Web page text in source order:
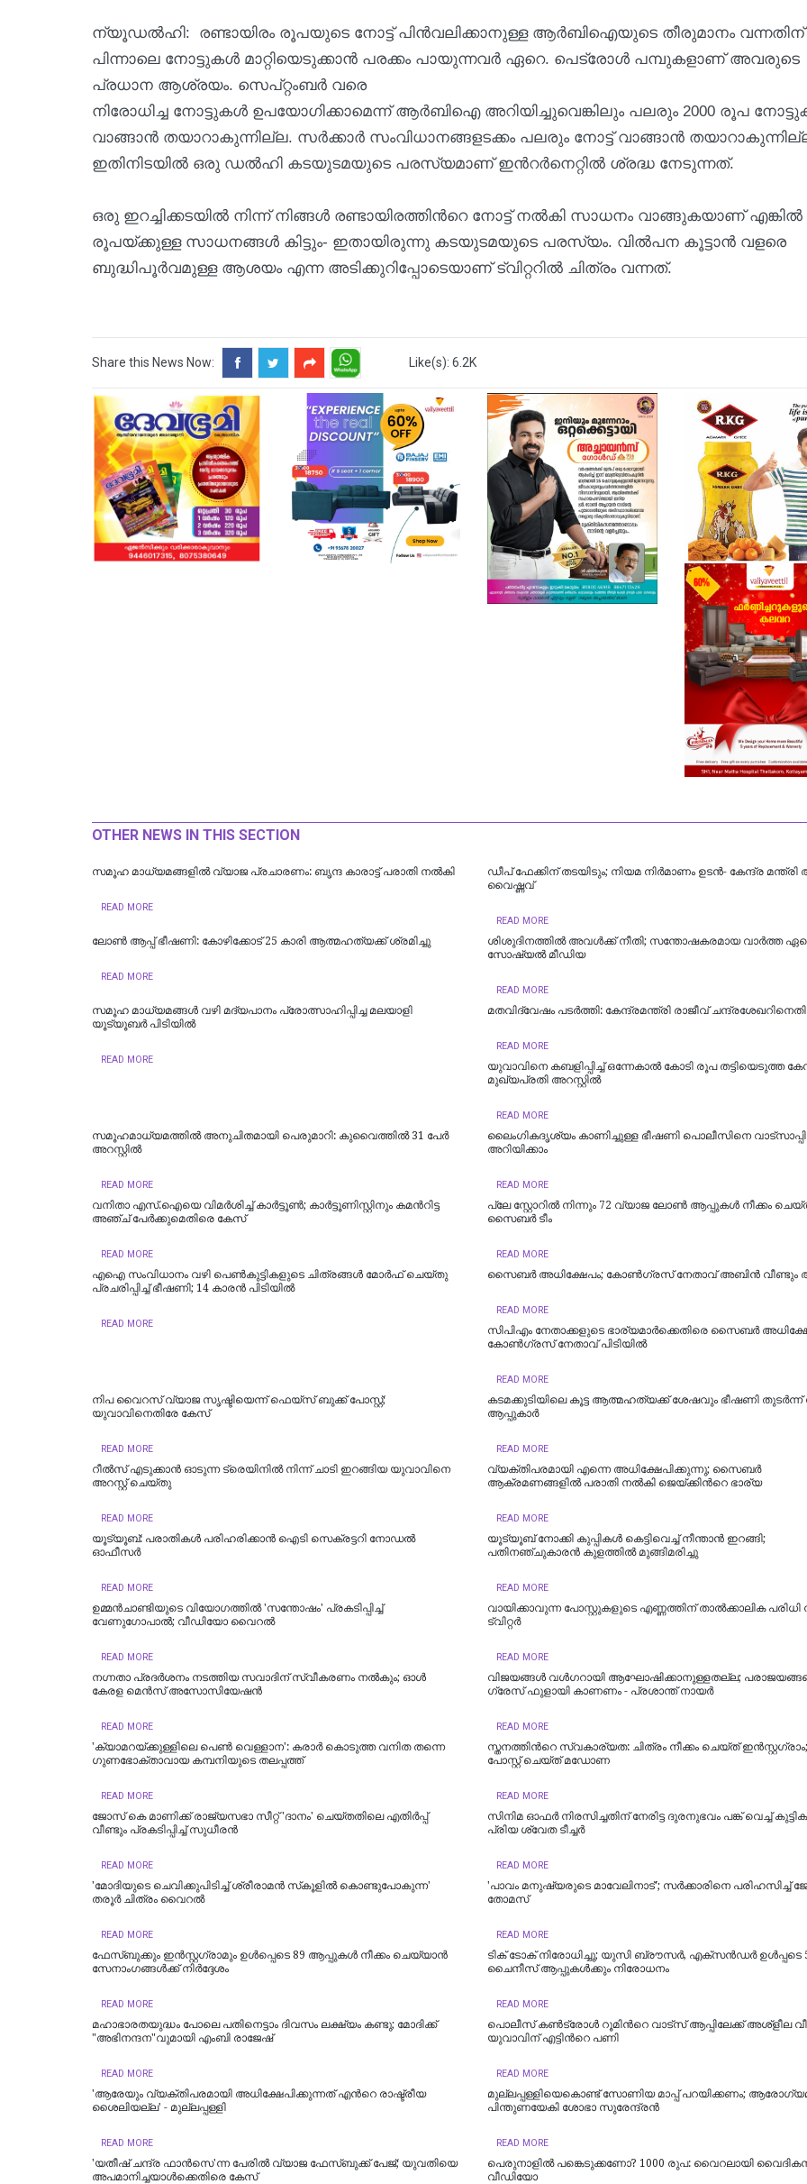
ന്യൂഡൽഹി: രണ്ടായിരം രൂപയുടെ നോട്ട് പിൻവലിക്കാനുള്ള ആർബിഐയുടെ തീരുമാനം വന്നതിന്
പിന്നാലെ നോട്ടുകൾ മാറ്റിയെടുക്കാൻ പരക്കം പായുന്നവർ ഏറെ. പെട്രോൾ പമ്പുകളാണ് അവരുടെ
പ്രധാന ആശ്രയം. സെപ്‌റ്റംബർ വരെ
നിരോധിച്ച നോട്ടുകൾ ഉപയോഗിക്കാമെന്ന് ആർബിഐ അറിയിച്ചുവെങ്കിലും പലരും 2000 രൂപ
വാങ്ങാൻ തയാറാകുന്നില്ല. സർക്കാർ സംവിധാനങ്ങളടക്കം പലരും നോട്ട് വാങ്ങാൻ
ഇതിനിടയിൽ ഒരു ഡൽഹി കടയുടമയുടെ പരസ്യമാണ് ഇന്‍റർനെറ്റിൽ ശ്രദ്ധ നേടുന്നത്.
ഒരു ഇറച്ചിക്കടയില്‍ നിന്ന് നിങ്ങൾ രണ്ടായിരത്തിന്‍റെ നോട്ട് നൽകി സാധനം വാങ്ങുകയാണ് എങ്കിൽ
രൂപയ്ക്കുള്ള സാധനങ്ങൾ കിട്ടും- ഇതായിരുന്നു കടയുടമയുടെ പരസ്യം. വിൽപന കൂട്ടാൻ വളരെ
ബുദ്ധിപൂർവമുള്ള ആശയം എന്ന അടിക്കുറിപ്പോടെയാണ് ട്വിറ്ററിൽ ചിത്രം വന്നത്.
Share this News Now: Like(s): 6.2K
OTHER NEWS IN THIS SECTION
സമൂഹ മാധ്യമങ്ങളിൽ വ്യാജ പ്രചാരണം: ബൃന്ദ കാരാട്ട്‌ പരാതി നൽകി
READ MORE
ഡീപ് ഫേക്കിന് തടയിടും; നിയമ നിർമാണം ഉടന്‍- കേന്ദ്ര മന്ത്രി
വൈഷ്ണവ്
READ MORE
ലോണ്‍ ആപ്പ് ഭീഷണി: കോഴിക്കോട് 25 കാരി ആത്മഹത്യക്ക് ശ്രമിച്ചു
READ MORE
ശിശുദിനത്തില്‍ അവള്‍ക്ക് നീതി; സന്തോഷകരമായ വാര്‍ത്ത
സോഷ്യല്‍ മീഡിയ
READ MORE
സമൂഹ മാധ്യമങ്ങള്‍ വഴി മദ്യപാനം പ്രോത്സാഹിപ്പിച്ച മലയാളി
യൂട്യൂബര്‍ പിടിയില്‍
READ MORE
മതവിദ്വേഷം പടര്‍ത്തി: കേന്ദ്രമന്ത്രി രാജീവ്
READ MORE
യുവാവിനെ കബളിപ്പിച്ച് ഒന്നേകാൽ കോടി രൂപ തട്ടിയെടുത്ത
മുഖ്യപ്രതി അറസ്റ്റിൽ
READ MORE
സമൂഹമാധ്യമത്തില്‍ അനുചിതമായി പെരുമാറി: കുവൈത്തില്‍ 31 പേര്‍
അറസ്റ്റില്‍
READ MORE
ലൈംഗികദൃശ്യം കാണിച്ചുള്ള ഭീഷണി പൊലീസിനെ
അറിയിക്കാം
READ MORE
വനിതാ എസ്.ഐയെ വിമർശിച്ച് കാർട്ടൂണ്‍; കാർട്ടൂണിസ്റ്റിനും കമന്‍റിട്ട
അഞ്ച് പേർക്കുമെതിരെ കേസ്
READ MORE
പ്ലേ സ്റ്റോറില്‍ നിന്നും 72 വ്യാജ ലോണ്‍ ആപ്പുകള്‍ നീക്കം
സൈബര്‍ ടീം
READ MORE
എഐ സംവിധാനം വഴി പെണ്‍കുട്ടികളുടെ ചിത്രങ്ങള്‍ മോര്‍ഫ് ചെയ്തു
പ്രചരിപ്പിച്ച് ഭീഷണി; 14 കാരന്‍ പിടിയില്‍
READ MORE
സൈബർ അധിക്ഷേപം; കോണ്‍ഗ്രസ് നേതാവ് അബിന്‍ വീണ്ടും
READ MORE
സിപിഎം നേതാക്കളുടെ ഭാര്യമാർക്കെതിരെ സൈബർ
കോൺഗ്രസ് നേതാവ് പിടിയിൽ
READ MORE
നിപ വൈറസ് വ്യാജ സൃഷ്ടിയെന്ന് ഫെയ്സ് ബുക്ക് പോസ്റ്റ്;
യുവാവിനെതിരേ കേസ്
READ MORE
കടമക്കുടിയിലെ കൂട്ട ആത്മഹത്യക്ക് ശേഷവും ഭീഷണി
ആപ്പുകാര്‍
READ MORE
റീല്‍സ് എടുക്കാൻ ഓടുന്ന ട്രെയിനിൽ നിന്ന് ചാടി ഇറങ്ങിയ യുവാവിനെ
അറസ്റ്റ് ചെയ്തു
READ MORE
വ്യക്തിപരമായി എന്നെ അധിക്ഷേപിക്കുന്നു; സൈബർ
ആക്രമണങ്ങളിൽ പരാതി നൽകി ജെയ്ക്കിന്‍റെ ഭാര്യ
READ MORE
യൂട്യൂബ്: പരാതികള്‍ പരിഹരിക്കാന്‍ ഐടി സെക്രട്ടറി നോഡല്‍
ഓഫീസര്‍
READ MORE
യൂട്യൂബ് നോക്കി കുപ്പികൾ കെട്ടിവെച്ച് നീന്താൻ ഇറങ്ങി;
പതിനഞ്ചുകാരൻ കുളത്തിൽ മുങ്ങിമരിച്ചു
READ MORE
ഉമ്മന്‍ചാണ്ടിയുടെ വിയോഗത്തില്‍ 'സന്തോഷം' പ്രകടിപ്പിച്ച്
വേണുഗോപാല്‍; വീ‍ഡിയോ വൈറല്‍
READ MORE
വാ​യി​ക്കാ​വു​ന്ന പോ​സ്റ്റു​ക​ളു​ടെ എ​ണ്ണ​ത്തി​ന് താ​ൽ​ക്കാ​ലി​ക പ​രി​ധി
ട്വിറ്റർ
READ MORE
നഗ്നതാ പ്രദര്‍ശനം നടത്തിയ സവാദിന് സ്വീകരണം നല്‍കും; ഓൾ
കേരള മെൻസ് അസോസിയേഷൻ
READ MORE
വിജയങ്ങൾ വൾഗറായി ആഘോഷിക്കാനുള്ളതല്ല;
ഗ്രേസ് ഫുളായി കാണണം - പ്രശാന്ത് നായർ
READ MORE
'ക്യാമറയ്ക്കുള്ളിലെ പെൺ വെള്ളാന': കരാർ കൊടുത്ത വനിത തന്നെ
ഗുണഭോക്താവായ കമ്പനിയുടെ തലപ്പത്ത്
READ MORE
സ്തനത്തിന്‍റെ സ്വകാര്യത: ചിത്രം നീക്കം ചെയ്ത്
പോസ്റ്റ് ചെയ്ത് മഡോണ
READ MORE
ജോസ് കെ മാണിക്ക് രാജ്യസഭാ സീറ്റ് 'ദാനം' ചെയ്തതിലെ എതിര്‍പ്പ്
വീണ്ടും പ്രകടിപ്പിച്ച് സുധീരന്‍
READ MORE
സിനിമ ഓഫര്‍ നിരസിച്ചതിന് നേരിട്ട ദുരനുഭവം പങ്ക് വെച്ച്
പ്രിയ ശ്വേത ടീച്ചര്‍
READ MORE
'മോദിയുടെ ചെവിക്കുപിടിച്ച്‌​ ശ്രീരാമന്‍ സ്​കൂളില്‍ കൊണ്ടുപോകുന്ന'
തരൂര്‍ ചിത്രം വൈറല്‍
READ MORE
'പാവം മനുഷ്യരുടെ മാവേലിനാട്'; സർക്കാരിനെ പരിഹസിച്ച്
തോമസ്
READ MORE
ഫേസ്ബുക്കും ഇന്‍സ്റ്റഗ്രാമും ഉള്‍പ്പെടെ 89 ആപ്പുകള്‍ നീക്കം ചെയ്യാന്‍
സേനാംഗങ്ങള്‍ക്ക് നിര്‍ദ്ദേശം
READ MORE
ടിക് ടോക് നിരോധിച്ചു; യുസി ബ്രൗസര്‍, എക്‌സന്‍ഡര്‍ ഉള്‍പ്പടെ
ചൈനീസ് ആപ്പുകള്‍ക്കും നിരോധനം
READ MORE
മഹാഭാരതയുദ്ധം പോലെ പതിനെട്ടാം ദിവസം ലക്ഷ്യം കണ്ടു; മോദിക്ക്
"അഭിനന്ദന"വുമായി എംബി രാജേഷ്
READ MORE
പൊലീസ് കണ്‍ട്രോള്‍ റൂമിന്‍റെ വാട്‌സ്‌ ആപ്പിലേക്ക് അശ്‌ളീല
യുവാവിന് എട്ടിന്‍റെ പണി
READ MORE
'ആരേയും വ്യക്തിപരമായി അധിക്ഷേപിക്കുന്നത് എന്‍റെ രാഷ്ട്രീയ
ശൈലിയല്ല' - മുല്ലപ്പള്ളി
READ MORE
മുല്ലപ്പള്ളിയെകൊണ്ട് സോണിയ മാപ്പ് പറയിക്കണം;
പിന്തുണയേകി ശോഭാ സുരേന്ദ്രന്‍
READ MORE
'യതീഷ് ചന്ദ്ര ഫാൻസെ'ന്ന പേരിൽ വ്യാജ ഫേസ്ബുക്ക് പേജ്; യുവതിയെ
അപമാനിച്ചയാൾക്കെതിരെ കേസ്
പെരുനാളില്‍ പങ്കെടുക്കണോ? 1000 രുപ: വൈറലായി
വീഡിയോ